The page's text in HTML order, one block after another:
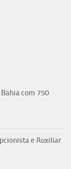
com 750
e Auxiliar